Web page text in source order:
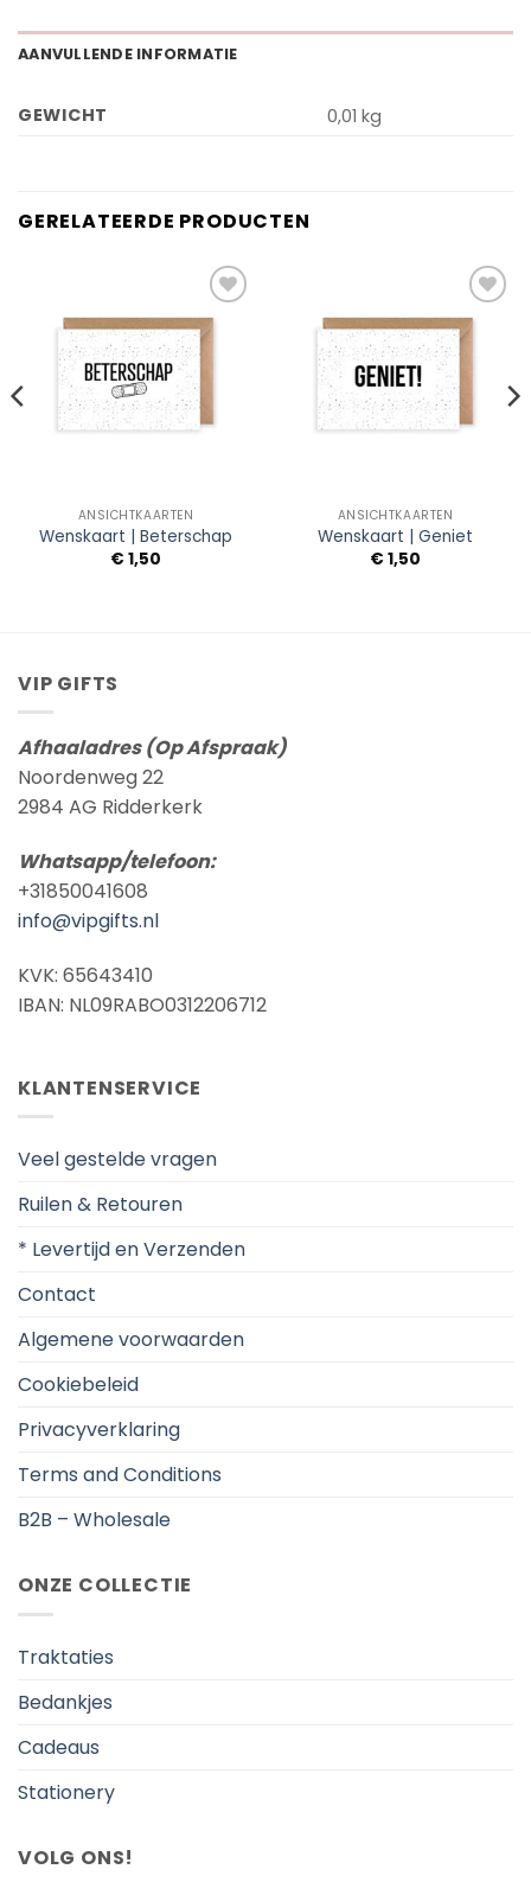
AANVULLENDE INFORMATIE
GEWICHT 0,01 kg
GERELATEERDE PRODUCTEN
Add to
Wishlist
ANSICHTKAARTEN
Wenskaart | Beterschap
€1,50
Add to
Wishlist
ANSICHTKAARTEN
Wenskaart | Geniet
€1,50
VIP GIFTS
Afhaaladres (Op Afspraak)
Noordenweg 22
2984 AG Ridderkerk
Whatsapp/telefoon:
+31850041608
info@vipgifts.nl
KVK: 65643410
IBAN: NL09RABO0312206712
KLANTENSERVICE
Veel gestelde vragen
Ruilen & Retouren
* Levertijd en Verzenden
Contact
Algemene voorwaarden
Cookiebeleid
Privacyverklaring
Terms and Conditions
B2B – Wholesale
ONZE COLLECTIE
Traktaties
Bedankjes
Cadeaus
Stationery
VOLG ONS!